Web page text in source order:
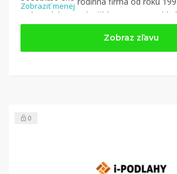
vnútorných a vonkajších parapetov z
plastu a pozinkovaných ponúka aj
inštalačné sady a vzorky parapetov.
Nakupujte na ParapetyDeokork.sk a
Zobraziť menej
Zobraz zľavu
0